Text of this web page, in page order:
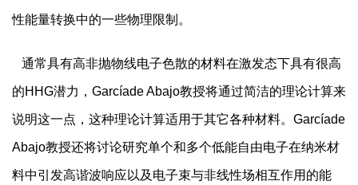
性能量转换中的一些物理限制。
通常具有高非抛物线电子色散的材料在激发态下具有很高
的HHG潜力， Garcíade Abajo教授将通过简洁的理论计算来
说明这一点，这种理论计算适用于其它各种材料。 Garcíade
Abajo教授还将讨论研究单个和多个低能自由电子在纳米材
料中引发高谐波响应以及电子束与非线性场相互作用的能